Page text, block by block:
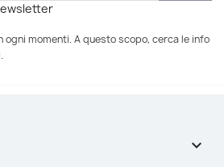
ogni momenti. A questo scopo, cerca le info
